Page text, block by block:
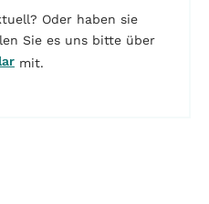
Oder haben sie
Sie es uns bitte über
mit.